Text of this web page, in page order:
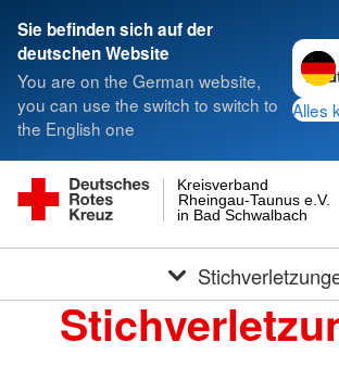
Sie befinden sich auf der
deutschen Website
You are on the German website,
you can use the switch to switch to
the English one
Alles
in Bad Schwalbach
Rheingau-Taunus e.V.
Kreisverband